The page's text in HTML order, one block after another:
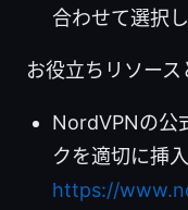
合わせて選択し
お役立ちリソー
NordVPNの公
クを適切に挿
https://